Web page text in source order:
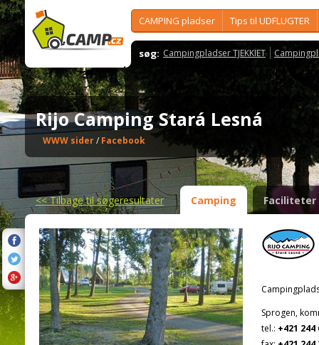
CAMPING pladser Tips til UDFLUGTER
søg: Campingpladser TJEKKIET
Rijo Camping Stará Lesná
WWW sider/Facebook
<<Tilbage til søgeresultater Camping Faciliteter
Sprogen,
tel.: +421 244